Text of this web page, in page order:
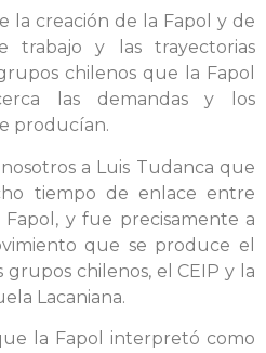
la creación de la Fapol y de
trabajo y las trayectorias
chilenos que la Fapol
las demandas y los
producían.
a Luis Tudanca que
tiempo de enlace entre
y fue precisamente a
que se produce el
chilenos, el CEIP y la
Lacaniana.
la Fapol interpretó como